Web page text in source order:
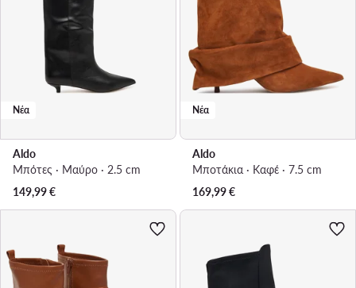
Νέα
Aldo
Μπότες · Μαύρο · 2.5 cm
149,99€
Νέα
Aldo
Μποτάκια · Καφέ · 7.5 cm
169,99€